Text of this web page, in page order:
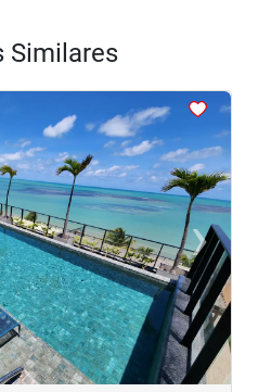
Similares
›Next